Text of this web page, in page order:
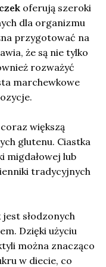
oferują szeroki
dla organizmu
przygotować na
że są nie tylko
rozważyć
marchewkowe
większą
glutenu. Ciastka
migdałowej lub
tradycyjnych
słodzonych
Dzięki użyciu
można znacząco
w diecie, co